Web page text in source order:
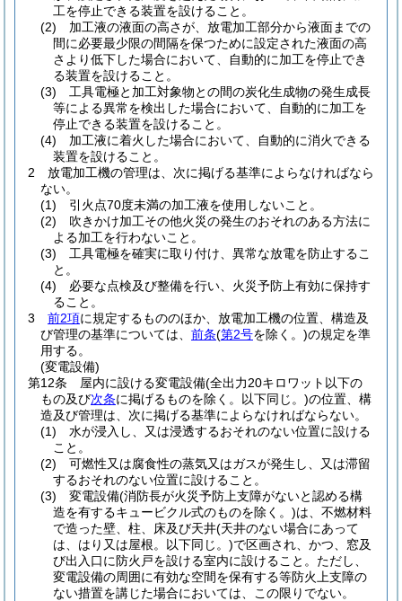
工を停止できる装置を設けること。
(2)
加工液の液面の高さが、放電加工部分から液面までの
間に必要最少限の間隔を保つために設定された液面の高
さより低下した場合において、自動的に加工を停止でき
る装置を設けること。
(3)
工具電極と加工対象物との間の炭化生成物の発生成長
等による異常を検出した場合において、自動的に加工を
停止できる装置を設けること。
(4)
加工液に着火した場合において、自動的に消火できる
装置を設けること。
2
放電加工機の管理は、次に掲げる基準によらなければなら
ない。
(1)
引火点70度未満の加工液を使用しないこと。
(2)
吹きかけ加工その他火災の発生のおそれのある方法に
よる加工を行わないこと。
(3)
工具電極を確実に取り付け、異常な放電を防止するこ
と。
(4)
必要な点検及び整備を行い、火災予防上有効に保持す
ること。
3
前2項に規定するもののほか、放電加工機の位置、構造及
び管理の基準については、 前条(第2号を除く。)の規定を準
用する。
(変電設備)
第12条
屋内に設ける変電設備(全出力20キロワット以下の
もの及び次条に掲げるものを除く。以下同じ。)の位置、構
造及び管理は、次に掲げる基準によらなければならない。
(1)
水が浸入し、又は浸透するおそれのない位置に設ける
こと。
(2)
可燃性又は腐食性の蒸気又はガスが発生し、又は滞留
するおそれのない位置に設けること。
(3)
変電設備(消防長が火災予防上支障がないと認める構
造を有するキュービクル式のものを除く。)は、不燃材料
で造った壁、柱、床及び天井(天井のない場合にあって
は、はり又は屋根。以下同じ。)で区画され、かつ、窓及
び出入口に防火戸を設ける室内に設けること。 ただし、
変電設備の周囲に有効な空間を保有する等防火上支障の
ない措置を講じた場合においては、この限りでない。